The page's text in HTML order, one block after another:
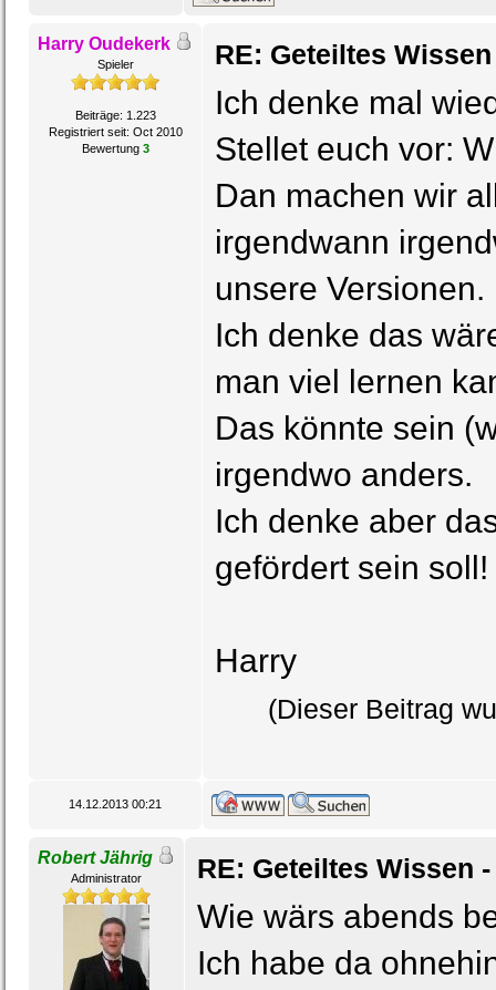
Harry Oudekerk
Spieler
Beiträge: 1.223
Registriert seit: Oct 2010
Bewertung 3
RE: Geteiltes
Ich denke mal
Stellet euch vor:
Dan machen wir
irgendwann
unsere Versionen.
Ich denke das
man viel lernen
Das könnte sein
irgendwo anders.
Ich denke aber
gefördert sein soll!
Harry
(Dieser Beitrag
14.12.2013 00:21
Robert Jährig
Administrator RE: Geteiltes Wissen
Wie wärs abends
Ich habe da